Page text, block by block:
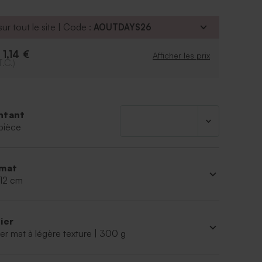
tout le site | Code :AOUTDAYS26
1,14 € Afficher les prix
cm
mat à légère texture | 300 g